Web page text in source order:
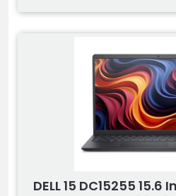
DELL 15 DC15255 15.6